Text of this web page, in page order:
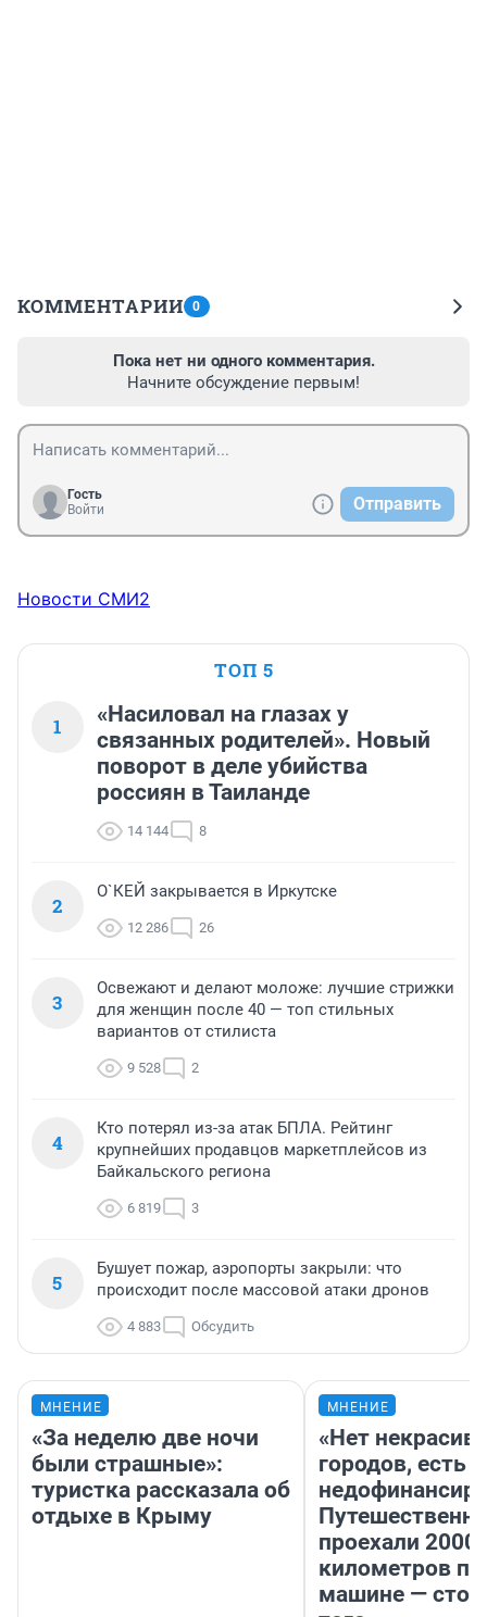
КОММЕНТАРИИ 0
Пока нет ни одного комментария.
Начните обсуждение первым!
Гость
Войти
Отправить
Новости СМИ2
ТОП 5
1
«Насиловал на глазах у
связанных родителей». Новый
поворот в деле убийства
россиян в Таиланде
14 144 8
2
О`КЕЙ закрывается в Иркутске
12 286 26
3
Освежают и делают моложе: лучшие стрижки
для женщин после 40 — топ стильных
вариантов от стилиста
9 528 2
4
Кто потерял из-за атак БПЛА. Рейтинг
крупнейших продавцов маркетплейсов из
Байкальского региона
6 819 3
5
Бушует пожар, аэропорты закрыли: что
происходит после массовой атаки дронов
4 883 Обсудить
МНЕНИЕ
«За неделю две ночи
были страшные»:
туристка рассказала об
отдыхе в Крыму
МНЕНИЕ
«Нет
городов, есть
проехали 2000
километров по
машине —